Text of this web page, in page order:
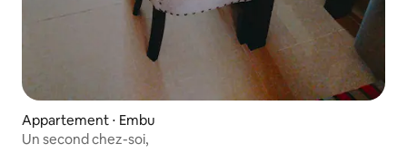
Appartement ⋅ Embu
Un second chez-soi,